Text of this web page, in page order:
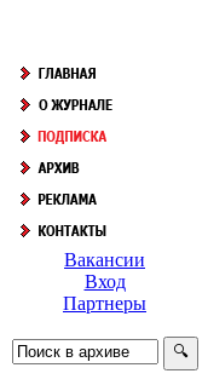
Вакансии
Вход
Партнеры